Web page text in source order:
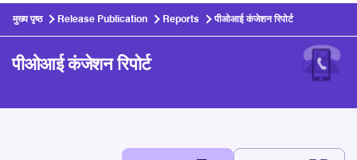
मुख्य पृष्ठ Release Publication Reports पीओआई कंजेशन रिपोर्ट
पीओआई कंजेशन रिपोर्ट